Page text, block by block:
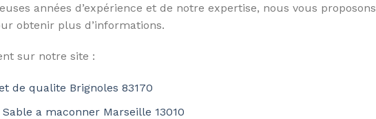
années d’expérience et de notre expertise, nous vous proposons
obtenir plus d’informations.
sur notre site :
de qualite Brignoles 83170
a maconner Marseille 13010